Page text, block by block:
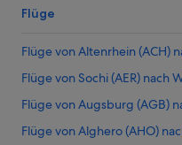
Flüge
Flüge von Altenrhein (ACH)
Flüge von Sochi (AER) nach
Flüge von Augsburg (AGB)
Flüge von Alghero (AHO)